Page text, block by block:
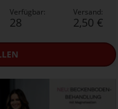
Verfügbar:
28
Versand:
2,50 €